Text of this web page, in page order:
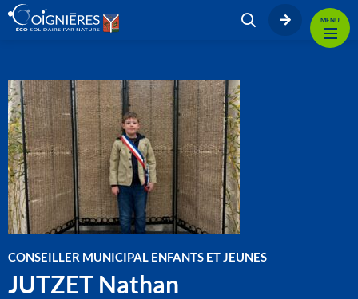
MENU
CONSEILLER MUNICIPAL ENFANTS ET JEUNES
JUTZET Nathan